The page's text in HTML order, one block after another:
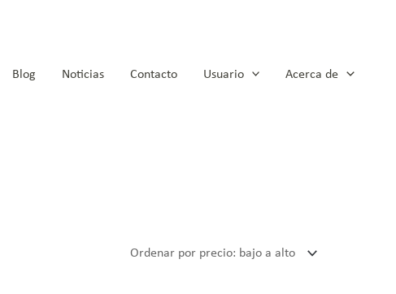
Blog Noticias Contacto Usuario Acerca de